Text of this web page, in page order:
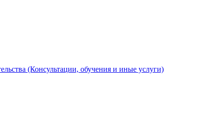
(Консультации, обучения и иные услуги)